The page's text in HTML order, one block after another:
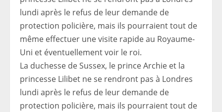
La duchesse de Sussex, le prince Archie et la
princesse Lilibet ne se rendront pas à Londres
lundi après le refus de leur demande de
protection policière, mais ils pourraient tout de